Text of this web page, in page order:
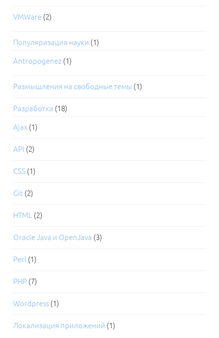
VMWare (2)
Популяризация науки (1)
Antropogenez (1)
Размышления на свободные темы (1)
Разработка (18)
Ajax (1)
API (2)
CSS (1)
Git (2)
HTML (2)
Oracle Java и OpenJava (3)
Perl (1)
PHP (7)
Wordpress (1)
Локализация приложений (1)